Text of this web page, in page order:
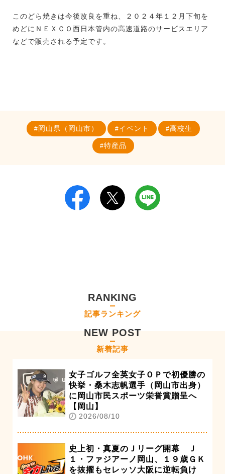
このどら焼きは今後改良を重ね、２０２４年１２月下旬を
めどにＮＥＸＣＯ西日本管内の高速道路のサービスエリア
などで販売される予定です。
岡山県（岡山市） イベント 高校生
特産品
RANKING
記事ランキング
NEW POST
新着記事
女子ゴルフ全英女子ＯＰで初優勝の
快挙・桑木志帆選手（岡山市出身）
に岡山市民スポーツ栄誉賞贈呈へ
【岡山】
2026/08/10
史上初・真夏のＪリーグ開幕 Ｊ
１・ファジアーノ岡山、１９歳ＧＫ
を抜擢もセレッソ大阪に逆転負け